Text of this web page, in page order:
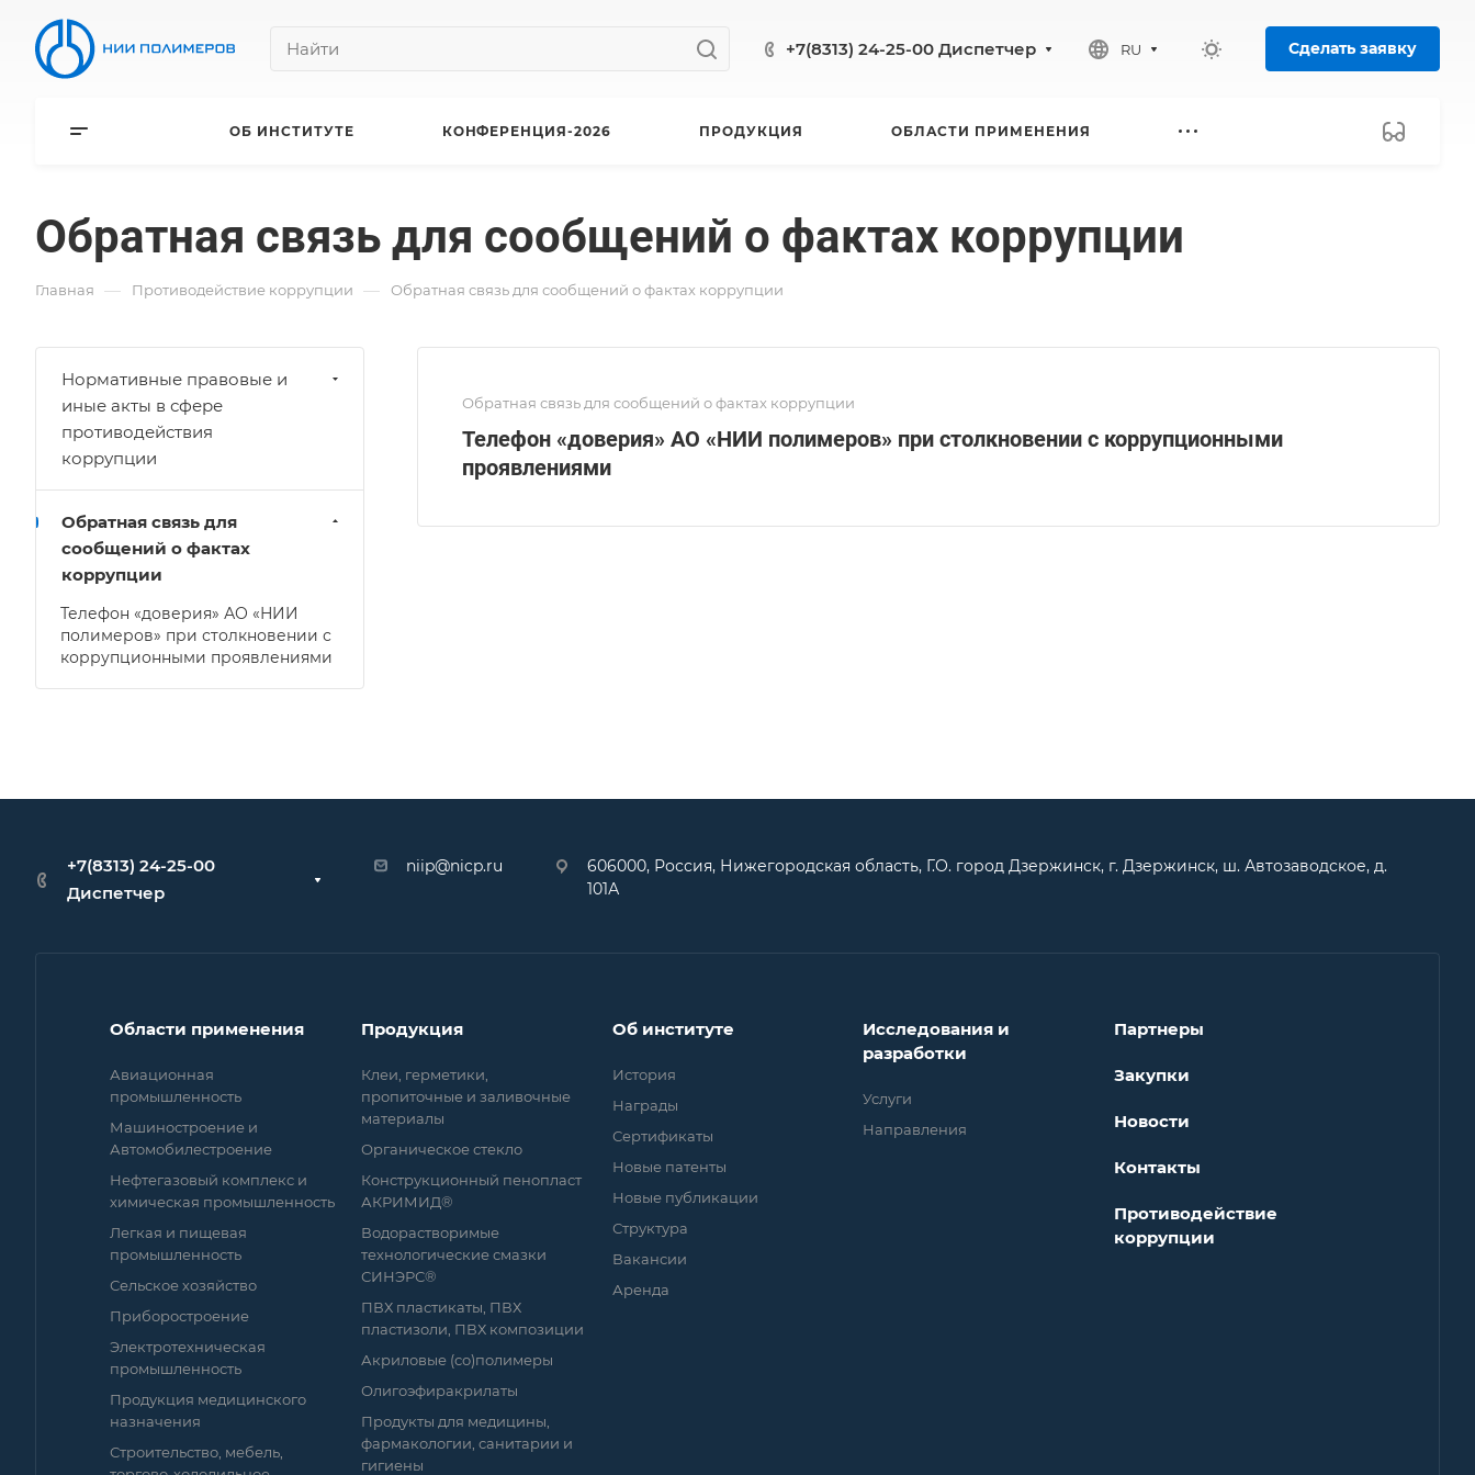
+7(8313) 24-25-00 Диспетчер RU Сделать заявку
ОБ ИНСТИТУТЕ КОНФЕРЕНЦИЯ-2026 ПРОДУКЦИЯ ОБЛАСТИ ПРИМЕНЕНИЯ
Обратная связь для сообщений о фактах коррупции
Главная — Противодействие коррупции — Обратная связь для сообщений о фактах коррупции
Обратная связь для сообщений о фактах коррупции
Телефон «доверия» АО «НИИ полимеров» при столкновении с коррупционными
проявлениями
Нормативные правовые и
иные акты в сфере
противодействия
коррупции
Обратная связь для
сообщений о фактах
коррупции
Телефон «доверия» АО «НИИ
полимеров» при столкновении с
коррупционными проявлениями
+7(8313) 24-25-00
Диспетчер
niip@nicp.ru
606000, Россия, Нижегородская область, Г.О. город Дзержинск, г. Дзержинск, ш. Автозаводское, д.
101А
Области применения
Авиационная
промышленность
Машиностроение и
Автомобилестроение
Нефтегазовый комплекс и
химическая промышленность
Легкая и пищевая
промышленность
Сельское хозяйство
Приборостроение
Электротехническая
промышленность
Продукция медицинского
назначения
Строительство, мебель,
Продукция
Клеи, герметики,
пропиточные и заливочные
материалы
Органическое стекло
Конструкционный пенопласт
АКРИМИД®
Водорастворимые
технологические смазки
СИНЭРС®
ПВХ пластикаты, ПВХ
пластизоли, ПВХ композиции
Акриловые (со)полимеры
Олигоэфиракрилаты
Продукты для медицины,
фармакологии, санитарии и
гигиены
Об институте
История
Награды
Сертификаты
Новые патенты
Новые публикации
Структура
Вакансии
Аренда
Исследования и
разработки
Услуги
Направления
Партнеры
Закупки
Новости
Контакты
Противодействие
коррупции